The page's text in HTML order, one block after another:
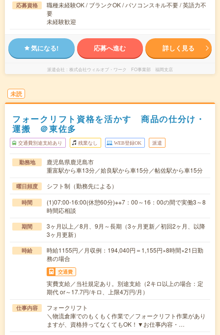
応募資格
職種未経験OK / ブランクOK / パソコンスキル不要 / 英語力不
要
未経験歓迎
気になる! 応募へ進む 詳しく見る
派遣会社 株式会社ウィルオブ・ワーク FO事業部 福岡支店
未読
フォークリフト資格を活かす 商品の仕分け・
運搬 ＠東佐多
交通費別途支給あり 残業なし WEB登録OK 派遣
勤務地
鹿児島県鹿児島市
重富駅から車13分／姶良駅から車15分／帖佐駅から車15分
曜日頻度 シフト制（勤務先による）
時間
(1)07:00-16:00(休憩60分)※※7：00～16：00の間で実働3～8
時間応相談
期間
3ヶ月以上／8月、9月～長期（3ヶ月更新／初回2ヶ月、以降
3ヶ月更新）
時給
時給1155円／月収例：194,040円＝1,155円×8時間×21日勤
務の場合
交通費
実費支給／当社規定あり。別途支給（2キロ以上の場合：定
期代 or～17.7円/キロ、上限4万円/月）
仕事内容
フォークリフト
＼物流倉庫でのもくもく作業で／フォークリフト作業があり
ますが、資格持ってなくてもOK！▼お仕事内容・…